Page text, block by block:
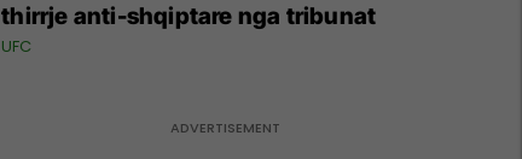
thirrje anti-shqiptare nga tribunat
UFC